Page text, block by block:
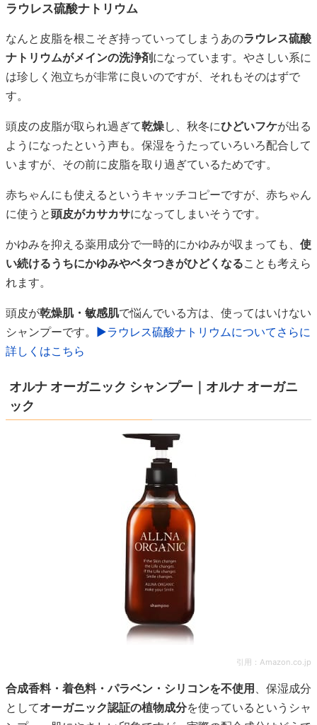
ラウレス硫酸ナトリウム
なんと皮脂を根こそぎ持っていってしまうあのラウレス硫酸
ナトリウムがメインの洗浄剤になっています。やさしい系に
は珍しく泡立ちが非常に良いのですが、それもそのはずで
す。
頭皮の皮脂が取られ過ぎて乾燥し、秋冬にひどいフケが出る
ようになったという声も。保湿をうたっていろいろ配合して
いますが、その前に皮脂を取り過ぎているためです。
赤ちゃんにも使えるというキャッチコピーですが、赤ちゃん
に使うと頭皮がカサカサになってしまいそうです。
かゆみを抑える薬用成分で一時的にかゆみが収まっても、 使
い続けるうちにかゆみやベタつきがひどくなることも考えら
れます。
頭皮が乾燥肌・敏感肌で悩んでいる方は、使ってはいけない
シャンプーです。 ▶ラウレス硫酸ナトリウムについてさらに
詳しくはこちら
オルナ オーガニック シャンプー｜オルナ オーガニ
ック
引用： Amazon.co.jp
合成香料・着色料・パラベン・シリコンを不使用 、保湿成分
としてオーガニック認証の植物成分を使っているというシャ